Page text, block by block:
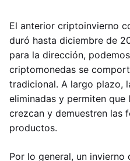
El anterior criptoinvierno
duró hasta diciembre de
para la dirección,
criptomonedas se
tradicional. A largo plazo,
eliminadas y permiten que
crezcan y demuestren las
productos.
Por lo general, un invierno